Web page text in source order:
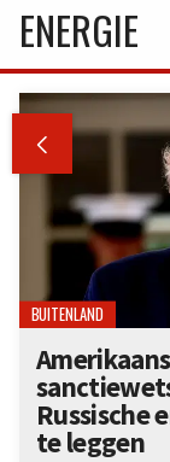
ENERGIE

BUITENLAND
Russische
te leggen